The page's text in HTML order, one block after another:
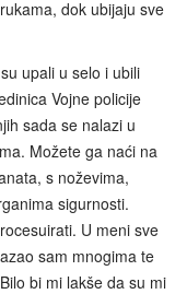
dok ubijaju sve
upali u selo i ubili
Vojne policije
sada se nalazi u
Možete ga naći na
s noževima,
sigurnosti.
U meni sve
sam mnogima te
bi mi lakše da su mi